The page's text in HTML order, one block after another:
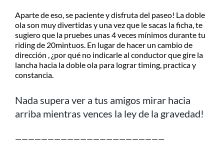
Aparte de eso, se paciente y disfruta del paseo! La doble
ola son muy divertidas y una vez que le sacas la ficha, te
sugiero que la pruebes unas 4 veces mínimos durante tu
riding de 20mintuos. En lugar de hacer un cambio de
dirección , ¿por qué no indicarle al conductor que gire la
lancha hacia la doble ola para lograr timing, practica y
constancia.
Nada supera ver a tus amigos mirar hacia
arriba mientras vences la ley de la gravedad!
———————————————————————